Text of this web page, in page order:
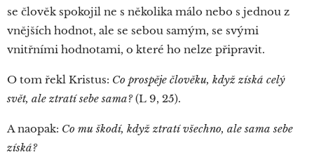
se člověk spokojil ne s několika málo nebo s jednou z
vnějších hodnot, ale se sebou samým, se svými
vnitřními hodnotami, o které ho nelze připravit.
O tom řekl Kristus: Co prospěje člověku, když získá celý
svět, ale ztratí sebe sama?(L 9, 25).
A naopak: Co mu škodí, když ztratí všechno, ale sama sebe
získá?